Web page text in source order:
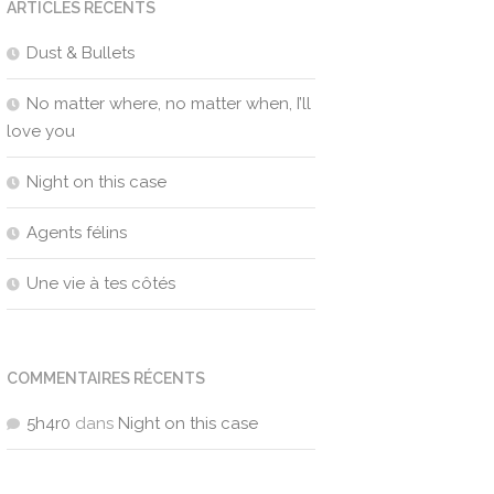
ARTICLES RÉCENTS
Dust & Bullets
No matter where, no matter when, I’ll
love you
Night on this case
Agents félins
Une vie à tes côtés
COMMENTAIRES RÉCENTS
5h4r0 dans Night on this case